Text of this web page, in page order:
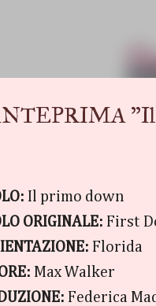
"Il
Il primo down
ORIGINALE: First
Florida
Max Walker
Federica